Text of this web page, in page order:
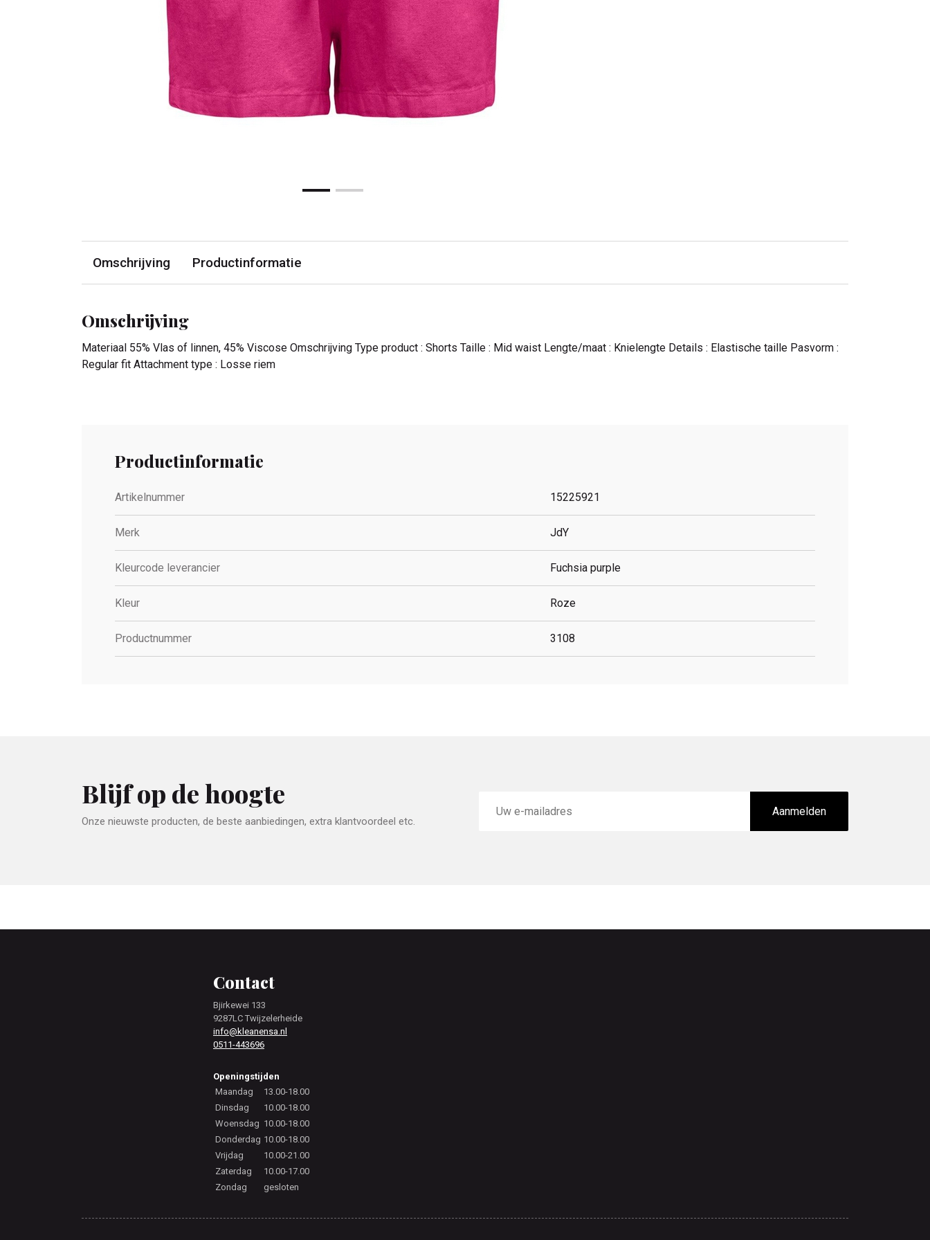
Omschrijving Productinformatie
Omschrijving
Materiaal 55% Vlas of linnen, 45% Viscose Omschrijving Type product : Shorts Taille : Mid waist Lengte/maat : Knielengte Details : Elastische taille Pasvorm :
Regular fit Attachment type : Losse riem
Productinformatie
Artikelnummer 15225921
Merk JdY
Kleurcode leverancier Fuchsia purple
Kleur Roze
Productnummer 3108
Blijf op de hoogte
Onze nieuwste producten, de beste aanbiedingen, extra klantvoordeel etc.
mailadres
Aanmelden
Contact
Bjirkewei 133
9287LC Twijzelerheide
info@kleanensa.nl
0511-443696
Openingstijden
Maandag
13.00-18.00
Dinsdag
10.00-18.00
Woensdag 10.00-18.00
Donderdag 10.00-18.00
Vrijdag
10.00-21.00
Zaterdag
10.00-17.00
Zondag
gesloten